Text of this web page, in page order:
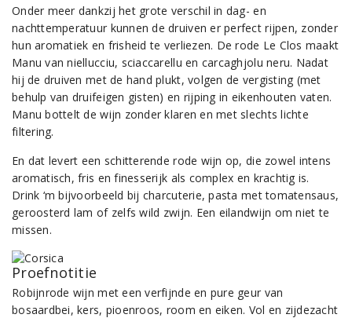
Onder meer dankzij het grote verschil in dag- en
nachttemperatuur kunnen de druiven er perfect rijpen, zonder
hun aromatiek en frisheid te verliezen. De rode Le Clos maakt
Manu van niellucciu, sciaccarellu en carcaghjolu neru. Nadat
hij de druiven met de hand plukt, volgen de vergisting (met
behulp van druifeigen gisten) en rijping in eikenhouten vaten.
Manu bottelt de wijn zonder klaren en met slechts lichte
filtering.
En dat levert een schitterende rode wijn op, die zowel intens
aromatisch, fris en finesserijk als complex en krachtig is.
Drink ‘m bijvoorbeeld bij charcuterie, pasta met tomatensaus,
geroosterd lam of zelfs wild zwijn. Een eilandwijn om niet te
missen.
Proefnotitie
Robijnrode wijn met een verfijnde en pure geur van
bosaardbei, kers, pioenroos, room en eiken. Vol en zijdezacht